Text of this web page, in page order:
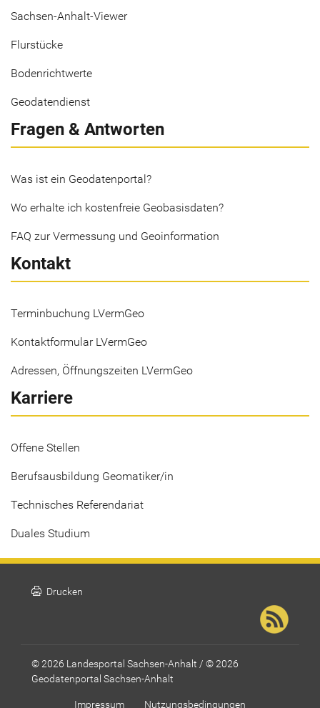
Sachsen-Anhalt-Viewer
Flurstücke
Bodenrichtwerte
Geodatendienst
Fragen & Antworten
Was ist ein Geodatenportal?
Wo erhalte ich kostenfreie Geobasisdaten?
FAQ zur Vermessung und Geoinformation
Kontakt
Terminbuchung LVermGeo
Kontaktformular LVermGeo
Adressen, Öffnungszeiten LVermGeo
Karriere
Offene Stellen
Berufsausbildung Geomatiker/in
Technisches Referendariat
Duales Studium
print Drucken
© 2026 Landesportal Sachsen-Anhalt / © 2026
Geodatenportal Sachsen-Anhalt
Impressum Nutzungsbedingungen